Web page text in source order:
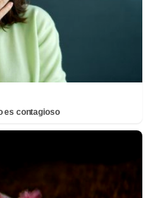
es contagioso